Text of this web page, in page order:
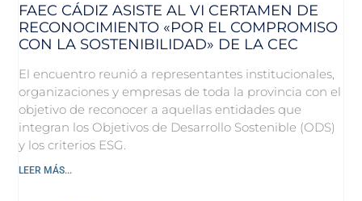
FAEC CÁDIZ ASISTE AL VI CERTAMEN DE
RECONOCIMIENTO «POR EL COMPROMISO
CON LA SOSTENIBILIDAD» DE LA CEC
El encuentro reunió a representantes institucionales,
organizaciones y empresas de toda la provincia con el
objetivo de reconocer a aquellas entidades que
integran los Objetivos de Desarrollo Sostenible (ODS)
y los criterios ESG.
LEER MÁS...